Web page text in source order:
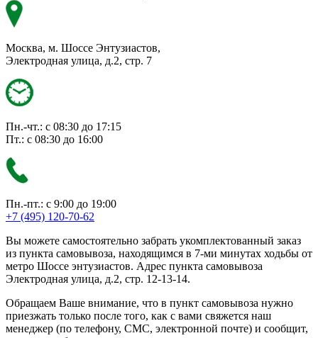
Москва, м. Шоссе Энтузиастов,
Электродная улица, д.2, стр. 7
Пн.-чт.: с 08:30 до 17:15
Пт.: с 08:30 до 16:00
Пн.-пт.: с 9:00 до 19:00
+7 (495) 120-70-62
Вы можете самостоятельно забрать укомплектованный заказ
из пункта самовывоза, находящимся в 7-ми минутах ходьбы от
метро Шоссе энтузиастов. Адрес пункта самовывоза
Электродная улица, д.2, стр. 12-13-14.
Обращаем Ваше внимание, что в пункт самовывоза нужно
приезжать только после того, как с вами свяжется наш
менеджер (по телефону, СМС, электронной почте) и сообщит,